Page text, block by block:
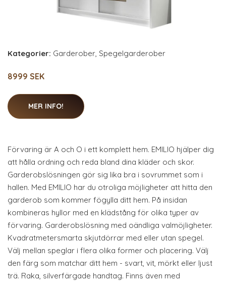
Kategorier: Garderober Spegelgarderober
8999 SEK
MER INFO!
Förvaring är A och O i ett komplett hem. EMILIO hjälper dig
att hålla ordning och reda bland dina kläder och skor.
Garderobslösningen gör sig lika bra i sovrummet som i
hallen. Med EMILIO har du otroliga möjligheter att hitta den
garderob som kommer fögylla ditt hem. På insidan
kombineras hyllor med en klädstång för olika typer av
förvaring. Garderobslösning med oändliga valmöjligheter.
Kvadratmetersmarta skjutdörrar med eller utan spegel.
Välj mellan speglar i flera olika former och placering. Välj
den färg som matchar ditt hem - svart, vit, mörkt eller ljust
trä. Raka, silverfärgade handtag. Finns även med